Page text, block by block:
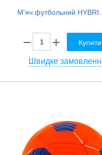
М'яч футбольний
Купити
Швидке